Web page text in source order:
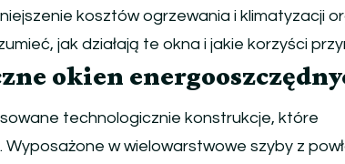
kosztów ogrzewania i klimatyzacji
jak działają te okna i jakie korzyści
okien
technologicznie konstrukcje, które
w wielowarstwowe szyby z